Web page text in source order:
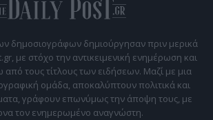
δημοσιογράφων δημιούργησαν πριν μερικά
με στόχο την αντικειμενική ενημέρωση και
τους τίτλους των ειδήσεων. Μαζί με μια
ομάδα, αποκαλύπτουν πολιτικά και
γράφουν επωνύμως την άποψη τους, με
τον ενημερωμένο αναγνώστη.